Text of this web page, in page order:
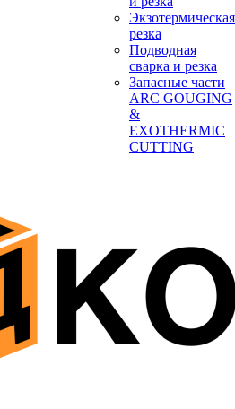
Экзотермическая
резка
Подводная
сварка и резка
Запасные части
ARC GOUGING
&
EXOTHERMIC
CUTTING